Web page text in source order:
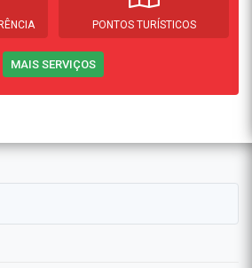
PONTOS TURÍSTICOS
MAIS SERVIÇOS